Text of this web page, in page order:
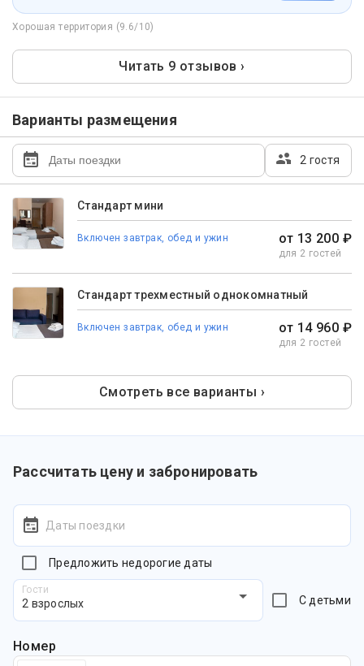
Хорошая территория (9.6/10)
Читать 9 отзывов ›
Варианты размещения
2 гостя
Стандарт мини
Включен завтрак, обед и ужин от 13 200 ₽
для 2 гостей
Стандарт трехместный однокомнатный
Включен завтрак, обед и ужин от 14 960 ₽
для 2 гостей
Смотреть все варианты ›
Рассчитать цену и забронировать
Даты поездки
Предложить недорогие даты
Гости
2 взрослых С детьми
Номер